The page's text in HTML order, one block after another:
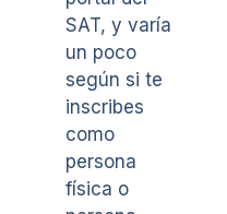
SAT, y varía
un poco
según si te
inscribes
como
persona
física o